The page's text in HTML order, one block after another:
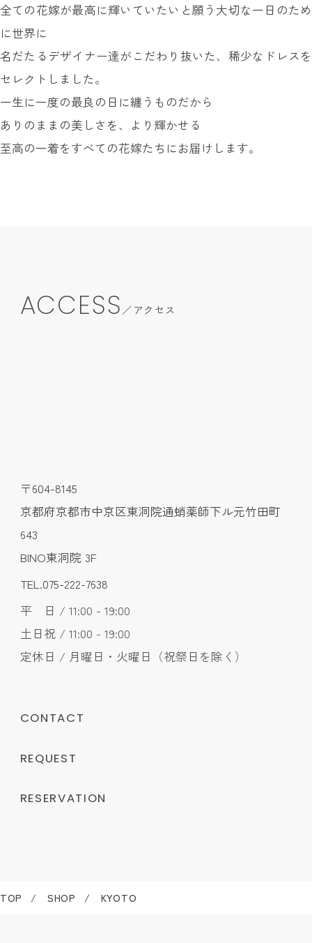
全ての花嫁が最高に輝いていたいと願う大切な一日のため
に世界に
名だたるデザイナー達がこだわり抜いた、稀少なドレスを
セレクトしました。
一生に一度の最良の日に纏うものだから
ありのままの美しさを、より輝かせる
至高の一着をすべての花嫁たちにお届けします。
ACCESS アクセス
〒604-8145
京都府京都市中京区東洞院通蛸薬師下ル元竹田町
643
BINO東洞院 3F
TEL.075-222-7638
平 日 / 11:00 - 19:00
土日祝 / 11:00 - 19:00
定休日 / 月曜日・火曜日（祝祭日を除く）
CONTACT
REQUEST
RESERVATION
TOP SHOP KYOTO